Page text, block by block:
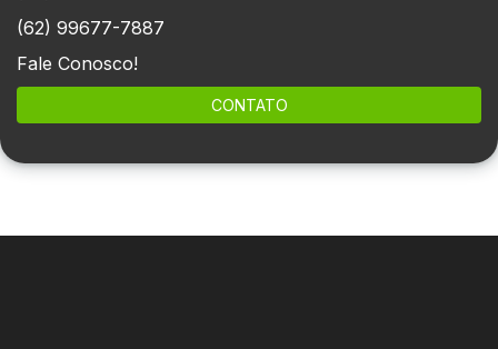
(62) 99677-7887
Fale Conosco!
CONTATO